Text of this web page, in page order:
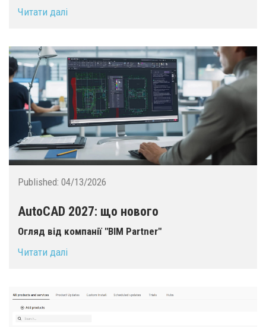
Читати далі
Published: 04/13/2026
AutoCAD 2027: що нового
Огляд від компанії "BIM Partner"
Читати далі